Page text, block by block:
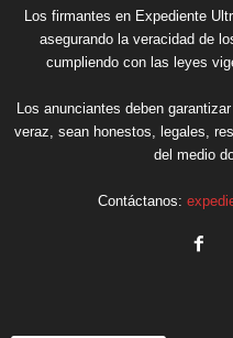
Los firmantes en Expediente
asegurando la veracidad de
cumpliendo con las leyes
Los anunciantes deben
veraz, sean honestos, legales,
del medio
Contáctanos: